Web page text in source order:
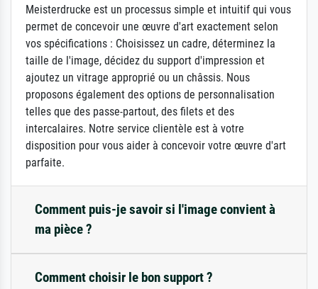
Meisterdrucke est un processus simple et intuitif qui vous
permet de concevoir une œuvre d'art exactement selon
vos spécifications : Choisissez un cadre, déterminez la
taille de l'image, décidez du support d'impression et
ajoutez un vitrage approprié ou un châssis. Nous
proposons également des options de personnalisation
telles que des passe-partout, des filets et des
intercalaires. Notre service clientèle est à votre
disposition pour vous aider à concevoir votre œuvre d'art
parfaite.
Comment puis-je savoir si l'image convient à
ma pièce ?
Comment choisir le bon support ?